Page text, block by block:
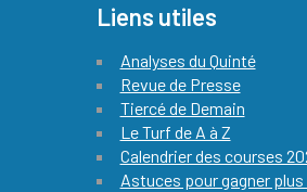
Liens utiles
Analyses du Quinté
Revue de Presse
Tiercé de Demain
Le Turf de A à Z
Calendrier des courses
Astuces pour gagner